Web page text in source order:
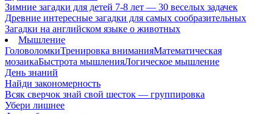
Зимние загадки для детей 7-8 лет — 30 веселых задачек
Древние интересные загадки для самых сообразительных
Загадки на английском языке о животных
Мышление
ГоловоломкиТренировка вниманияМатематическая
мозаикаБыстрота мышленияЛогическое мышление
День знаний
Найди закономерность
Всяк сверчок знай свой шесток — группировка
Убери лишнее